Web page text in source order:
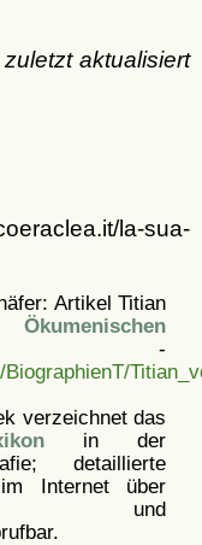
zuletzt aktualisiert
la-sua-
Artikel Titian
Ökumenischen
verzeichnet das
in der
detaillierte
Internet über